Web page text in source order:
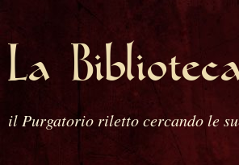
La
il Purgatorio riletto cercando le